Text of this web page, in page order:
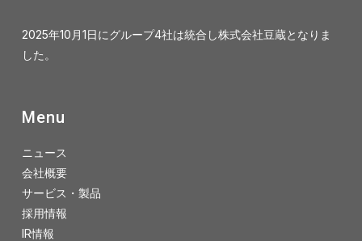
2025年10月1日にグループ4社は統合し株式会社豆蔵となりま
した。
Menu
ニュース
会社概要
サービス・製品
採用情報
IR情報